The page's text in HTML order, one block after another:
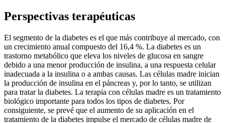
Perspectivas terapéuticas
El segmento de la diabetes es el que más contribuye al mercado, con
un crecimiento anual compuesto del 16,4 %. La diabetes es un
trastorno metabólico que eleva los niveles de glucosa en sangre
debido a una menor producción de insulina, a una respuesta celular
inadecuada a la insulina o a ambas causas. Las células madre inician
la producción de insulina en el páncreas y, por lo tanto, se utilizan
para tratar la diabetes. La terapia con células madre es un tratamiento
biológico importante para todos los tipos de diabetes. Por
consiguiente, se prevé que el aumento de su aplicación en el
tratamiento de la diabetes impulse el mercado de células madre de